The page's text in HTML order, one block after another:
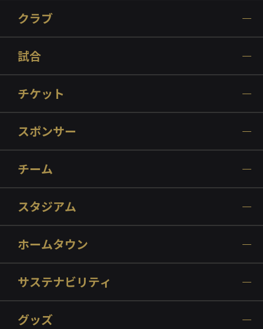
クラブ
試合
チケット
スポンサー
チーム
スタジアム
ホームタウン
サステナビリティ
グッズ